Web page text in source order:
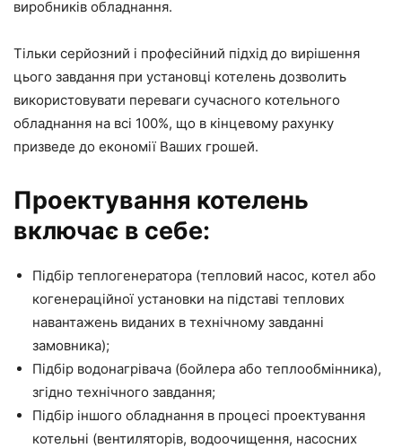
виробників обладнання.
Тільки серйозний і професійний підхід до вирішення
цього завдання при установці котелень дозволить
використовувати переваги сучасного котельного
обладнання на всі 100%, що в кінцевому рахунку
призведе до економії Ваших грошей.
Проектування котелень
включає в себе:
Підбір теплогенератора (тепловий насос, котел або
когенераційної установки на підставі теплових
навантажень виданих в технічному завданні
замовника);
Підбір водонагрівача (бойлера або теплообмінника),
згідно технічного завдання;
Підбір іншого обладнання в процесі проектування
котельні (вентиляторів, водоочищення, насосних